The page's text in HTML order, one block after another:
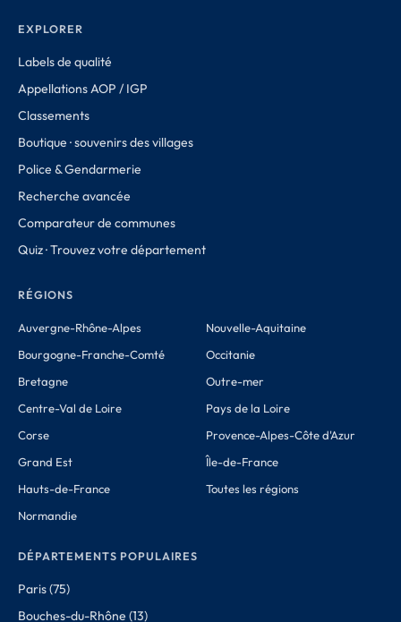
EXPLORER
Labels de qualité
Appellations AOP / IGP
Classements
Boutique · souvenirs des villages
Police & Gendarmerie
Recherche avancée
Comparateur de communes
Quiz · Trouvez votre département
RÉGIONS
Auvergne-Rhône-Alpes
Bourgogne-Franche-Comté
Bretagne
Centre-Val de Loire
Corse
Grand Est
Hauts-de-France
Normandie
Nouvelle-Aquitaine
Occitanie
Outre-mer
Pays de la Loire
Provence-Alpes-Côte d'Azur
Île-de-France
Toutes les régions
DÉPARTEMENTS POPULAIRES
Paris (75)
Bouches-du-Rhône (13)